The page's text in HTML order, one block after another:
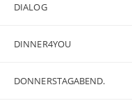
DIALOG
DINNER4YOU
DONNERSTAGABEND.